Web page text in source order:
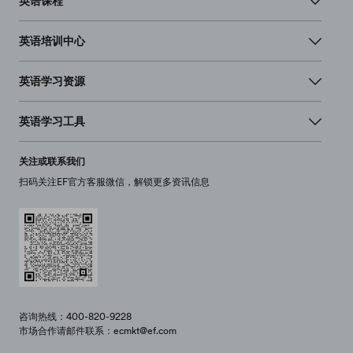
英语培训中心
英语学习资源
英语学习工具
关注或联系我们
扫码关注EF官方客服微信，解锁更多资讯信息
咨询热线：400-820-9228
市场合作请邮件联系：ecmkt@ef.com